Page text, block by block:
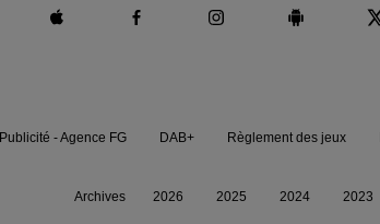
Publicité - Agence FG DAB+ Règlement des jeux
Archives 2026 2025 2024 2023